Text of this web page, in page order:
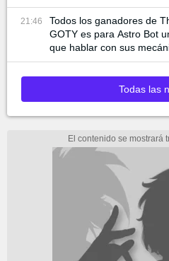
21:46
Todos los ganadores de
GOTY es para Astro Bot
que hablar con sus
Todas las